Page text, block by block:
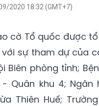
2020 18:32 (GMT+7)
cờ Tổ quốc được
với sự tham dự của
Biên phòng tỉnh;
- Quân khu 4;
Thiên Huế;